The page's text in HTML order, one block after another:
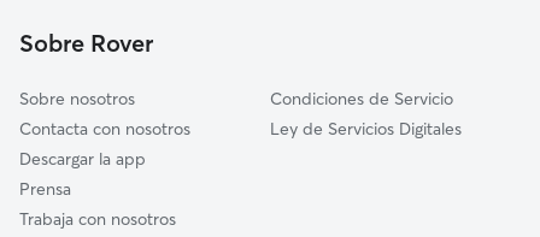
Monfarracinos
Sobre Rover
Sobre nosotros
Contacta con nosotros
Descargar la app
Prensa
Trabaja con nosotros
Condiciones de Servicio
Ley de Servicios Digitales